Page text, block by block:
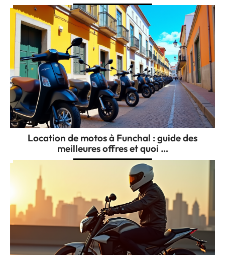
Location de motos à Funchal : guide des
meilleures offres et quoi …